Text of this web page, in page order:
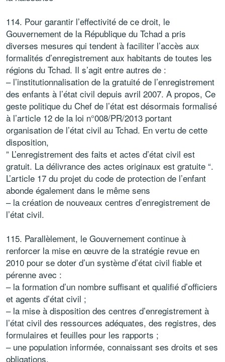
114. Pour garantir l’effectivité de ce droit, le
Gouvernement de la République du Tchad a pris
diverses mesures qui tendent à faciliter l’accès aux
formalités d’enregistrement aux habitants de toutes les
régions du Tchad. Il s’agit entre autres de :
– l’institutionnalisation de la gratuité de l’enregistrement
des enfants à l’état civil depuis avril 2007. A propos, Ce
geste politique du Chef de l’état est désormais formalisé
à l’article 12 de la loi n°008/PR/2013 portant
organisation de l’état civil au Tchad. En vertu de cette
disposition,
” L’enregistrement des faits et actes d’état civil est
gratuit. La délivrance des actes originaux est gratuite “.
L’article 17 du projet du code de protection de l’enfant
abonde également dans le même sens
– la création de nouveaux centres d’enregistrement de
l’état civil.
115. Parallèlement, le Gouvernement continue à
renforcer la mise en œuvre de la stratégie revue en
2010 pour se doter d’un système d’état civil fiable et
pérenne avec :
– la formation d’un nombre suffisant et qualifié d’officiers
et agents d’état civil ;
– la mise à disposition des centres d’enregistrement à
l’état civil des ressources adéquates, des registres, des
formulaires et feuilles pour les rapports ;
– une population informée, connaissant ses droits et ses
obligations.